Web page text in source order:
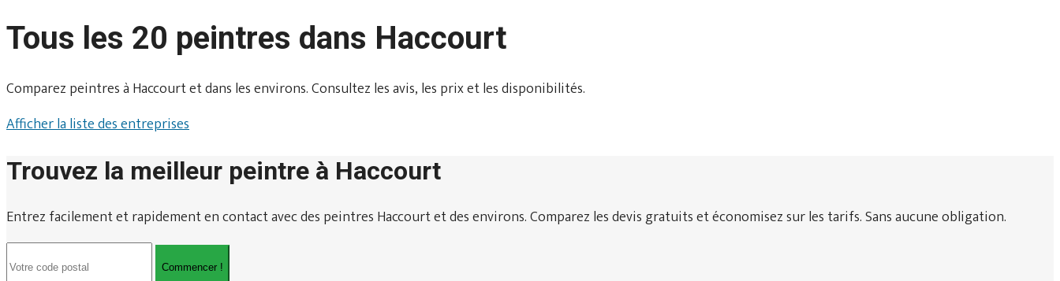
Tous les 20 peintres dans Haccourt
Comparez peintres à Haccourt et dans les environs. Consultez les avis, les prix et les disponibilités.
Afficher la liste des entreprises
Trouvez la meilleur peintre à Haccourt
Entrez facilement et rapidement en contact avec des peintres Haccourt et des environs. Comparez les devis gratuits et économisez sur les tarifs. Sans aucune obligation.
Commencer !